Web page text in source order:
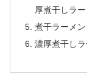
厚煮干しラ
煮干ラーメ
濃厚煮干し